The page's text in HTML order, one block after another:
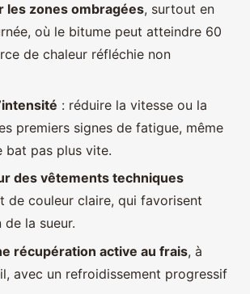
les zones ombragées, surtout en
où le bitume peut atteindre 60
de chaleur réfléchie non
: réduire la vitesse ou la
premiers signes de fatigue, même
pas plus vite.
des vêtements techniques
de couleur claire, qui favorisent
de la sueur.
récupération active au frais, à
avec un refroidissement progressif